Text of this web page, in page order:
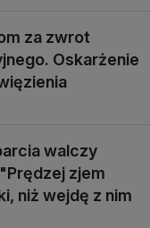
za zwrot
Oskarżenie
walczy
zjem
niż wejdę z nim